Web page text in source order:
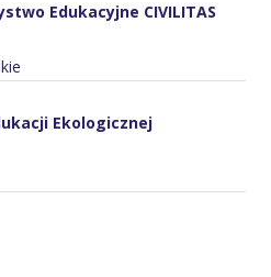
Edukacyjne CIVILITAS
Ekologicznej